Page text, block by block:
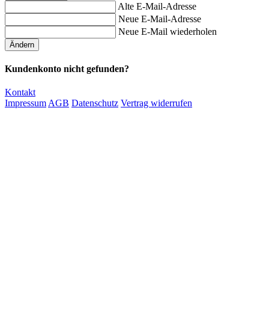
Alte E-Mail-Adresse
Neue E-Mail-Adresse
Neue E-Mail wiederholen
Ändern
Kundenkonto nicht gefunden?
Kontakt
ImpressumAGB Datenschutz Vertrag widerrufen